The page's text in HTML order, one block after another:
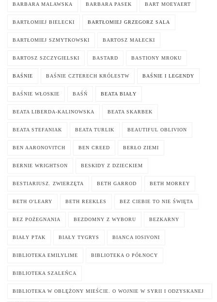
BARBARA MALAWSKA BARBARA PASEK BART MOEYAERT
BARTŁOMIEJ BIELECKI BARTŁOMIEJ GRZEGORZ SALA
BARTŁOMIEJ SZMYTKOWSKI BARTOSZ MAŁECKI
BARTOSZ SZCZYGIELSKI BASTARD BASTIONY MROKU
BAŚNIE BAŚNIE CZTERECH KRÓLESTW BAŚNIE I LEGENDY
BAŚNIE WŁOSKIE BAŚŃ BEATA BIAŁY
BEATA LIBERDA-KALINOWSKA BEATA SKARBEK
BEATA STEFANIAK BEATA TURLIK BEAUTIFUL OBLIVION
BEN AARONOVITCH BEN CREED BERŁO ZIEMI
BERNIE WRIGHTSON BESKIDY Z DZIECKIEM
BESTIARIUSZ. ZWIERZĘTA BETH GARROD BETH MORREY
BETH O'LEARY BETH REEKLES BEZ CIEBIE TO NIE ŚWIĘTA
BEZ POŻEGNANIA BEZDOMNY Z WYBORU BEZKARNY
BIAŁY PTAK BIAŁY TYGRYS BIANCA IOSIVONI
BIBLIOTEKA EMILYLIME BIBLIOTEKA O PÓŁNOCY
BIBLIOTEKA SZALEŃCA
BIBLIOTEKA W OBLĘŻONY MIEŚCIE. O WOJNIE W SYRII I ODZYSKANEJ